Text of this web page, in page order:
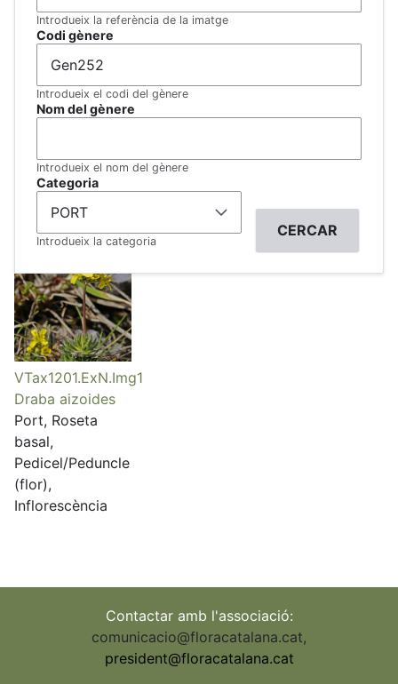
Introdueix la referència de la imatge
Codi gènere
Introdueix el codi del gènere
Nom del gènere
Introdueix el nom del gènere
Categoria
Introdueix la categoria
VTax1201.ExN.Img1
Draba aizoides
Port, Roseta
basal,
Pedicel/Peduncle
(flor),
Inflorescència
Contactar amb l'associació:
comunicacio@floracatalana.cat,
president@floracatalana.cat